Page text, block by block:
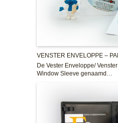
VENSTER ENVELOPPE –
De Vester Enveloppe/
Window Sleeve genaamd…